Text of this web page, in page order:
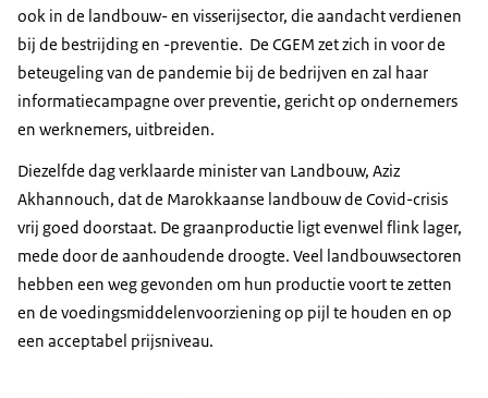
ook in de landbouw- en visserijsector, die aandacht verdienen
bij de bestrijding en -preventie. De CGEM zet zich in voor de
beteugeling van de pandemie bij de bedrijven en zal haar
informatiecampagne over preventie, gericht op ondernemers
en werknemers, uitbreiden.
Diezelfde dag verklaarde minister van Landbouw, Aziz
Akhannouch, dat de Marokkaanse landbouw de Covid-crisis
vrij goed doorstaat. De graanproductie ligt evenwel flink lager,
mede door de aanhoudende droogte. Veel landbouwsectoren
hebben een weg gevonden om hun productie voort te zetten
en de voedingsmiddelenvoorziening op pijl te houden en op
een acceptabel prijsniveau.